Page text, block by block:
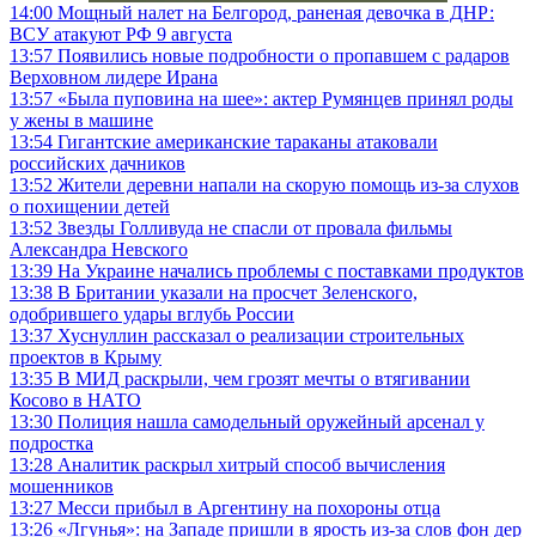
14:00 Мощный налет на Белгород, раненая девочка в ДНР:
ВСУ атакуют РФ 9 августа
13:57 Появились новые подробности о пропавшем с радаров
Верховном лидере Ирана
13:57 «Была пуповина на шее»: актер Румянцев принял роды
у жены в машине
13:54 Гигантские американские тараканы атаковали
российских дачников
13:52 Жители деревни напали на скорую помощь из-за слухов
о похищении детей
13:52 Звезды Голливуда не спасли от провала фильмы
Александра Невского
13:39 На Украине начались проблемы с поставками продуктов
13:38 В Британии указали на просчет Зеленского,
одобрившего удары вглубь России
13:37 Хуснуллин рассказал о реализации строительных
проектов в Крыму
13:35 В МИД раскрыли, чем грозят мечты о втягивании
Косово в НАТО
13:30 Полиция нашла самодельный оружейный арсенал у
подростка
13:28 Аналитик раскрыл хитрый способ вычисления
мошенников
13:27 Месси прибыл в Аргентину на похороны отца
13:26 «Лгунья»: на Западе пришли в ярость из-за слов фон дер